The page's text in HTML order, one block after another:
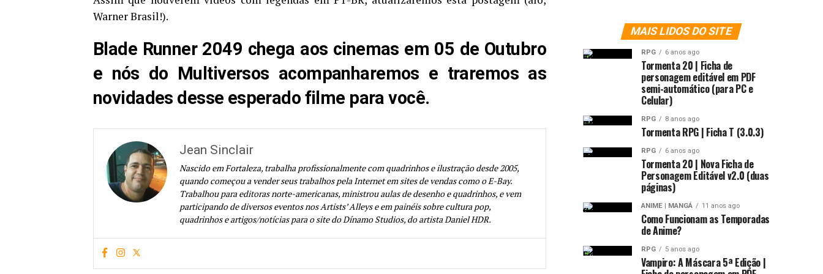
Warner Brasil!).
Blade Runner 2049 chega aos cinemas em 05 de Outubro
e nós do Multiversos acompanharemos e traremos as
novidades desse esperado filme para você.
Jean Sinclair
Nascido em Fortaleza, trabalha profissionalmente com quadrinhos e ilustração desde 2005,
quando começou a vender seus trabalhos pela Internet em sites de vendas como o E-Bay.
Trabalhou para editoras norte-americanas, ministrou aulas de desenho e quadrinhos, e vem
participando de diversos eventos nos Artists’ Alleys e em painéis sobre cultura pop,
quadrinhos e artigos/notícias para o site do Dínamo Studios, do artista Daniel HDR.
MAIS LIDOS DO SITE
RPG 6 anos ago
Tormenta 20 | Ficha de
personagem editável em PDF
semi-automático (para PC e
Celular)
RPG 8 anos ago
Tormenta RPG | Ficha T (3.0.3)
RPG 6 anos ago
Tormenta 20 | Nova Ficha de
Personagem Editável v2.0 (duas
páginas)
ANIME | MANGÁ 11 anos ago
Como Funcionam as Temporadas
de Anime?
RPG 5 anos ago
Vampiro: A Máscara 5ª Edição |